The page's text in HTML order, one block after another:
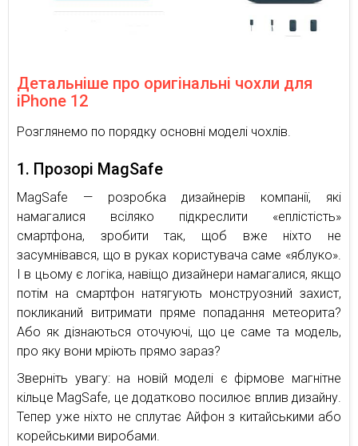
Детальніше про оригінальні чохли для
iPhone 12
Розглянемо по порядку основні моделі чохлів.
1. Прозорі MagSafe
MagSafe — розробка дизайнерів компанії, які
намагалися всіляко підкреслити «еплістість»
смартфона, зробити так, щоб вже ніхто не
засумнівався, що в руках користувача саме «яблуко».
І в цьому є логіка, навіщо дизайнери намагалися, якщо
потім на смартфон натягують монструозний захист,
покликаний витримати пряме попадання метеорита?
Або як дізнаються оточуючі, що це саме та модель,
про яку вони мріють прямо зараз?
Зверніть увагу: на новій моделі є фірмове магнітне
кільце MagSafe, це додатково посилює вплив дизайну.
Тепер уже ніхто не сплутає Айфон з китайськими або
корейськими виробами.